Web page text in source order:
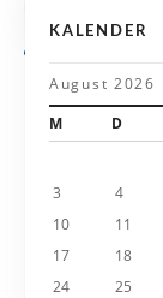
a
KALENDER
August 2026
M
D
3
4
10
11
17
18
24
25